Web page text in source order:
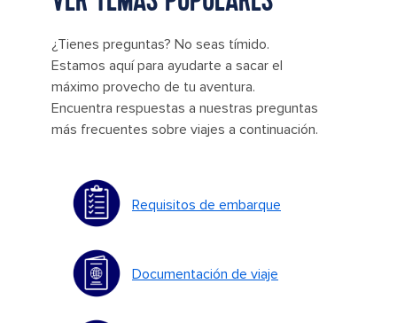
¿Tienes preguntas? No seas tímido.
Estamos aquí para ayudarte a sacar el
máximo provecho de tu aventura.
Encuentra respuestas a nuestras preguntas
más frecuentes sobre viajes a continuación.
Requisitos de embarque
Documentación de viaje